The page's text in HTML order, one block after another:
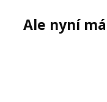
Ale nyní